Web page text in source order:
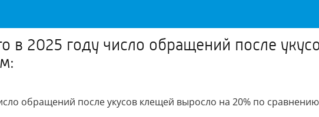
в 2025 году число обращений после
обращений после укусов клещей выросло на 20% по